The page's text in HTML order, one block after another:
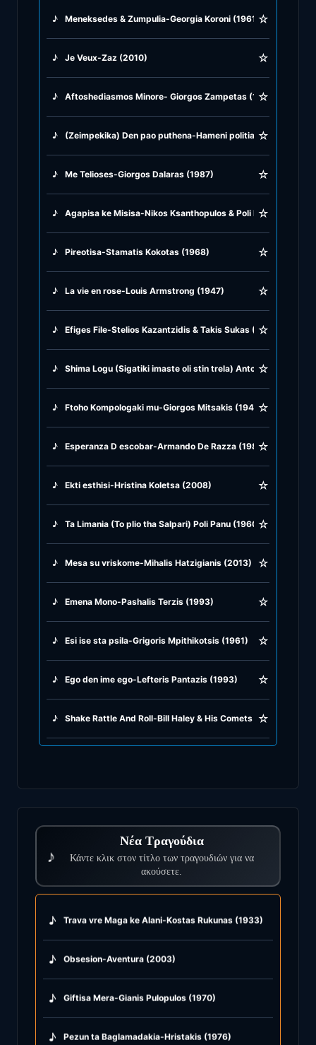
♪ Meneksedes & Zumpulia-Georgia Koroni (1961)☆
♪ Je Veux-Zaz (2010) ☆
♪ Aftoshediasmos Minore- Giorgos Zampetas (1950)
☆
♪ (Zeimpekika) Den pao puthena-Hameni politia-Se iha psila-
☆
♪ Me Telioses-Giorgos Dalaras (1987) ☆
♪ Agapisa ke Misisa-Nikos Ksanthopulos & Poli Panu (1963)
☆
♪ Pireotisa-Stamatis Kokotas (1968) ☆
♪ La vie en rose-Louis Armstrong (1947) ☆
♪ Efiges File-Stelios Kazantzidis & Takis Sukas (1993)
☆
♪ Shima Logu (Sigatiki imaste oli stin trela) Antonis Vardis &
☆
♪ Ftoho Kompologaki mu-Giorgos Mitsakis (1946)☆
♪ Esperanza D escobar-Armando De Razza (1989)
☆
♪ Ekti esthisi-Hristina Koletsa (2008) ☆
♪ Ta Limania (To plio tha Salpari) Poli Panu (1960)☆
♪ Mesa su vriskome-Mihalis Hatzigianis (2013) ☆
♪ Emena Mono-Pashalis Terzis (1993) ☆
♪ Esi ise sta psila-Grigoris Mpithikotsis (1961) ☆
♪ Ego den ime ego-Lefteris Pantazis (1993) ☆
♪ Shake Rattle And Roll-Bill Haley & His Comets (1955)
☆
♪ Greek Traditional
♪ Greek Tsifteteli
♪ Greek Zeibekiko
♪ Instrumentals
♪ Jazz & Swing
♪ Latin Classics
♪ Pop & Dance
♪ Rock and Roll
♪ Rock Ballads
♪ Rock Music
♪ Tango, Bolero & Polka
♪
Νέα Τραγούδια
Κάντε κλικ στον τίτλο των τραγουδιών για να
ακούσετε.
♪ Trava vre Maga ke Alani-Kostas Rukunas (1933)
♪ Obsesion-Aventura (2003)
♪ Giftisa Mera-Gianis Pulopulos (1970)
♪ Pezun ta Baglamadakia-Hristakis (1976)